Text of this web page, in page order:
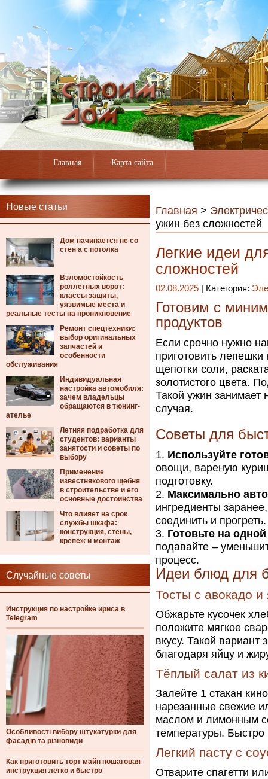
Главная Карта сайта
Новые статьи
Дом начинается не со
стен а с потолка
Взломостойкость
роллетных ворот:
классы защиты,
уязвимые места и
реальные тесты на проникновение
Ремонт спецтехники:
выбор оригинальных
запчастей и
особенности
обслуживания
Индивидуальная
настройка автомобиля:
зачем владельцы
обращаются в тюнинг-
ателье
Летняя подработка для
студентов: варианты
занятости и советы по
выбору
Применение
известнякового щебня
в строительстве и его
основные достоинства
Что влияет на срок
службы шкафа:
конструкция, стены,
крепеж и монтаж
Случайные советы
Инструкция по настройке ириса в
Telegram
Особливості вибору штукатурки для
фасадів та різновиди
Как приготовить торт майн пошаговая
инструкция легко и быстро
Главная >
ужин без сложностей
Легкие идеи
сложностей
02.08.2025 | Категория:
Готовим с
продуктов
Если срочно нужно
приготовить
щепотки соли,
золотистого цвета.
Такой ужин занимает
случая.
Советы для
Используйте
овощи, вареную
подготовку.
Максимально
ингредиенты
соединить и прогреть.
Готовьте на
подавайте –
процесс.
Идеи блюд для
Тосты с авокадо и
Обжарьте кусочек
положите мягкое
вкусу. Такой
благодаря яйцу и
Тёплый салат из
Залейте 1 стакан
нарезанные свежие
маслом и лимонным
температуры. Быстро
Легкий пасту с
Отварите спагетти